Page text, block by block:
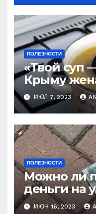
ПОЛЕЗНОСТИ
«Твой суп
Крыму
наказала
нелестный
стряпне
ИЮЛ 7, 2023
ПОЛЕЗНОСТИ
Можно ли
деньги на
батюшка
ИЮН 16, 2023